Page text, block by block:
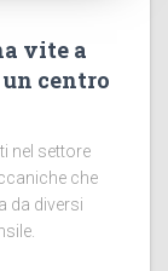
vite a
centro
nel settore
che
da diversi